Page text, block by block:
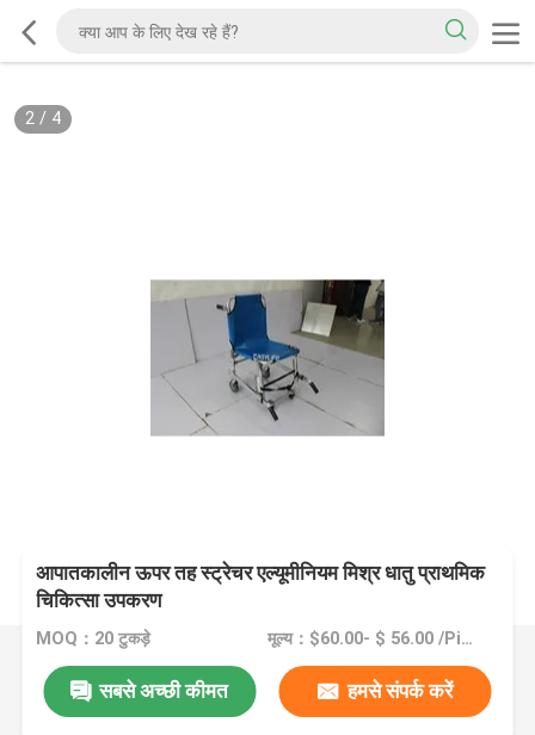
2/ 4
आपातकालीन ऊपर तह स्ट्रेचर एल्यूमीनियम मिश्र धातु प्राथमिक
चिकित्सा उपकरण
MOQ：20 टुकड़े मूल्य：$60.00- $ 56.00 /Pieces >=20 Pieces
सबसे अच्छी कीमत हमसे संपर्क करें